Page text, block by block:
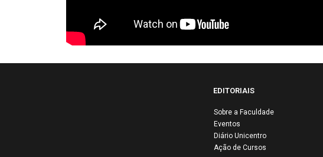
EDITORIAIS
Sobre a Faculdade
Eventos
Diário Unicentro
Ação de Cursos
apresenta